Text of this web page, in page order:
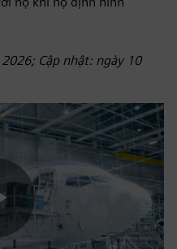
Cập nhật: ngày 10